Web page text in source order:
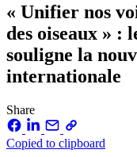
« Unifier nos
des oiseaux » :
souligne la
internationale
Share
Copied to clipboard